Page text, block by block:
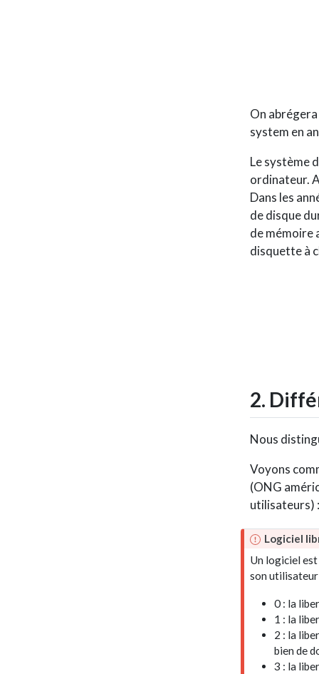
On abrégera
system en
Le système
ordinateur.
Dans les
de disque
de mémoire
disquette à
2.
Nous
Voyons
(ONG
utilisateurs) :
I
m
r
t
a
t
Logiciel
Un logiciel est
son
0 : la
1 : la
2 : la
bien de
3 : la